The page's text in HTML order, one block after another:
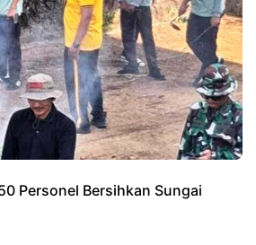
Personel Bersihkan Sungai